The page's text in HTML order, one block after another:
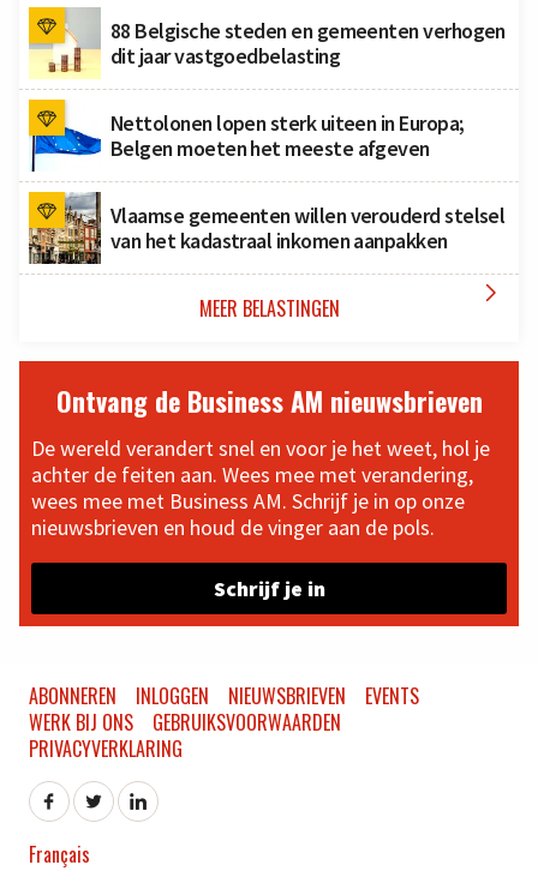
88 Belgische steden en gemeenten verhogen
dit jaar vastgoedbelasting
Nettolonen lopen sterk uiteen in Europa;
Belgen moeten het meeste afgeven
Vlaamse gemeenten willen verouderd stelsel
van het kadastraal inkomen aanpakken
MEER BELASTINGEN 
Ontvang de Business AM nieuwsbrieven
De wereld verandert snel en voor je het weet, hol je
achter de feiten aan. Wees mee met verandering,
wees mee met Business AM. Schrijf je in op onze
nieuwsbrieven en houd de vinger aan de pols.
Schrijf je in
ABONNEREN INLOGGEN NIEUWSBRIEVEN
EVENTS
WERK BIJ ONS
GEBRUIKSVOORWAARDEN
PRIVACYVERKLARING
Français